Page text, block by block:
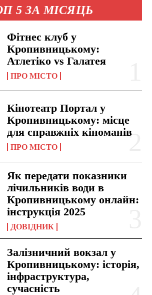
5 ЗА МІСЯЦЬ
Фітнес клуб у
Кропивницькому:
Атлетіко vs Галатея
ПРО МІСТО
Кінотеатр Портал у
Кропивницькому: місце
для справжніх кіноманів
ПРО МІСТО
Як передати показники
лічильників води в
Кропивницькому онлайн:
інструкція 2025
ДОВІДНИК
Залізничний вокзал у
Кропивницькому: історія,
інфраструктура,
сучасність